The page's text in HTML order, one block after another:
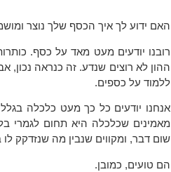
האם ידוע לך איך הכסף שלך נוצר
רובנו יודעים מעט מאד על כסף.
ההון לא רוצים שנדע. זה כנראה נכון,
ללמוד על כספים.
אנחנו יודעים כל כך מעט כלכלה בגלל
מאמינים שכלכלה היא תחום לגמרי
שום דבר, ומקווים שנבין מה שנזדקק
הם טועים, כמובן.